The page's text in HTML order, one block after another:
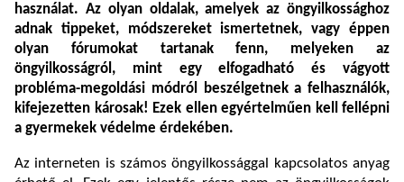
használat. Az olyan oldalak, amelyek az öngyilkossághoz
adnak tippeket, módszereket ismertetnek, vagy éppen
olyan fórumokat tartanak fenn, melyeken az
öngyilkosságról, mint egy elfogadható és vágyott
probléma-megoldási módról beszélgetnek a felhasználók,
kifejezetten károsak! Ezek ellen egyértelműen kell fellépni
a gyermekek védelme érdekében.
Az interneten is számos öngyilkossággal kapcsolatos anyag